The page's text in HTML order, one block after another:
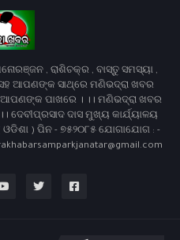
, ରାଶିଚକ୍ର , ବାସ୍ତୁ ସମସ୍ୟା ,
ସହ ଆପଣଙ୍କ ସାଥ୍‌ରେ ମଣିଭଦ୍ରା ଖବର
ପାଖରେ । ।। ମଣିଭଦ୍ରା ଖବର
ଦାସ ମୁଖ୍ୟ କାର୍ଯ୍ୟାଳୟ
) ପିନ - ୭୫୨୦୮୫ ଯୋଗାଯୋଗ : -